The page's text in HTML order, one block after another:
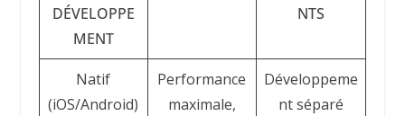
DÉVELOPPE
MENT
NTS
Natif
(iOS/Android)
Performance
maximale,
Développeme
nt séparé